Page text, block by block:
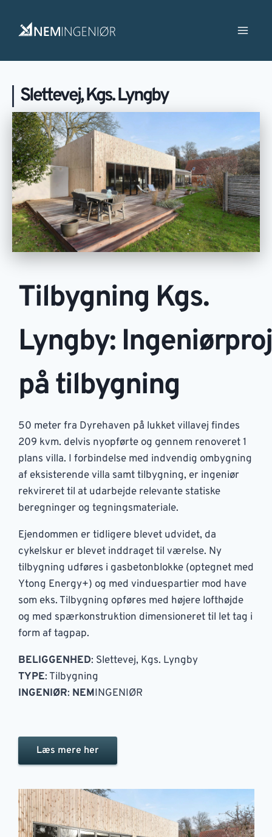
Slettevej, Kgs. Lyngby
Tilbygning Kgs.
Lyngby:
på tilbygning
50 meter fra Dyrehaven på lukket villavej findes
209 kvm. delvis nyopførte og gennem renoveret 1
plans villa. I forbindelse med indvendig ombygning
af eksisterende villa samt tilbygning, er ingeniør
rekvireret til at udarbejde relevante statiske
beregninger og tegningsmateriale.
Ejendommen er tidligere blevet udvidet, da
cykelskur er blevet inddraget til værelse. Ny
tilbygning udføres i gasbetonblokke (optegnet med
Ytong Energy+) og med vinduespartier mod have
som eks. Tilbygning opføres med højere lofthøjde
og med spærkonstruktion dimensioneret til let tag i
form af tagpap.
BELIGGENHED: Slettevej, Kgs. Lyngby
TYPE: Tilbygning
INGENIØR: NEMINGENIØR
Læs mere her